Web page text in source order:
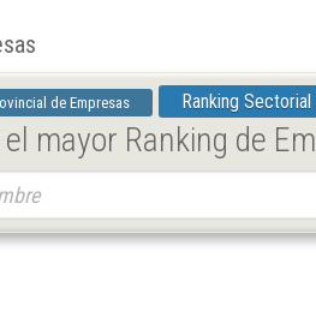
de Empresas Ranking
mayor Ranking de